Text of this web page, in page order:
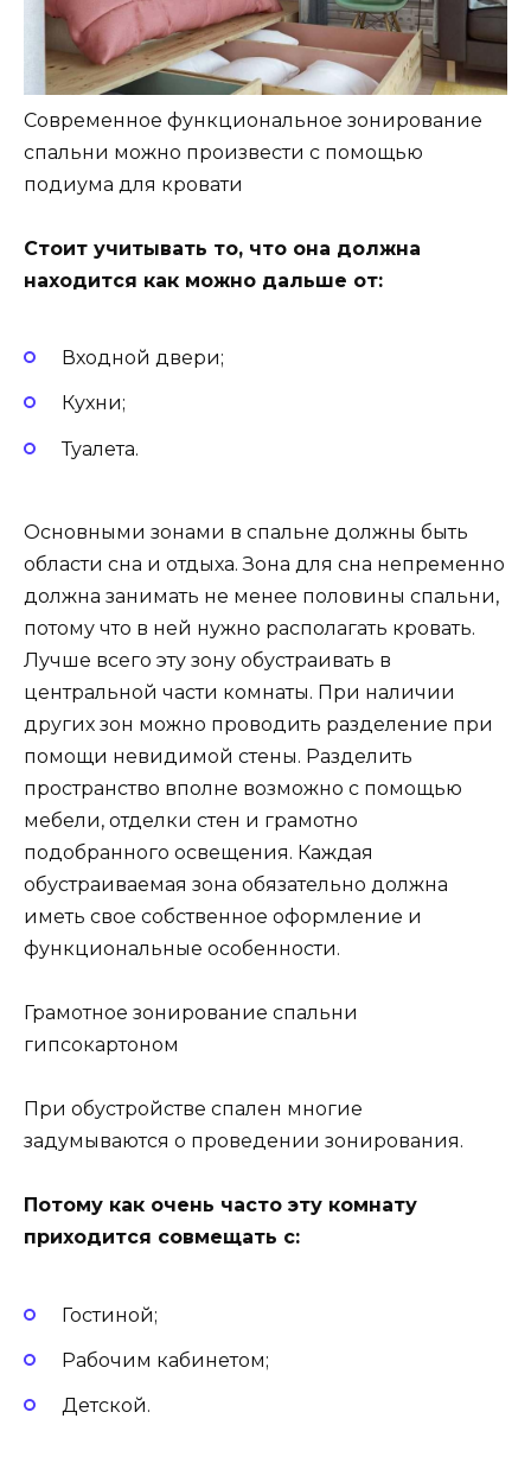
Современное функциональное зонирование
спальни можно произвести с помощью
подиума для кровати
Стоит учитывать то, что она должна
находится как можно дальше от:
Входной двери;
Кухни;
Туалета.
Основными зонами в спальне должны быть
области сна и отдыха. Зона для сна непременно
должна занимать не менее половины спальни,
потому что в ней нужно располагать кровать.
Лучше всего эту зону обустраивать в
центральной части комнаты. При наличии
других зон можно проводить разделение при
помощи невидимой стены. Разделить
пространство вполне возможно с помощью
мебели, отделки стен и грамотно
подобранного освещения. Каждая
обустраиваемая зона обязательно должна
иметь свое собственное оформление и
функциональные особенности.
Грамотное зонирование спальни
гипсокартоном
При обустройстве спален многие
задумываются о проведении зонирования.
Потому как очень часто эту комнату
приходится совмещать с:
Гостиной;
Рабочим кабинетом;
Детской.